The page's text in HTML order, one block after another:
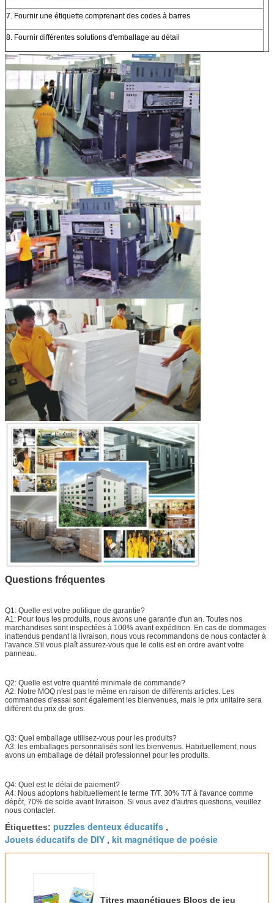
7. Fournir une étiquette comprenant des codes à barres
8. Fournir différentes solutions d'emballage au détail
Questions fréquentes
Q1: Quelle est votre politique de garantie?
A1: Pour tous les produits, nous avons une garantie d'un an. Toutes nos
marchandises sont inspectées à 100% avant expédition. En cas de dommages
inattendus pendant la livraison, nous vous recommandons de nous contacter à
l'avance.S'il vous plaît assurez-vous que le colis est en ordre avant votre
panneau.
Q2: Quelle est votre quantité minimale de commande?
A2: Notre MOQ n'est pas le même en raison de différents articles. Les
commandes d'essai sont également les bienvenues, mais le prix unitaire sera
différent du prix de gros.
Q3: Quel emballage utilisez-vous pour les produits?
A3: les emballages personnalisés sont les bienvenus. Habituellement, nous
avons un emballage de détail professionnel pour les produits.
Q4: Quel est le délai de paiement?
A4: Nous adoptons habituellement le terme T/T. 30% T/T à l'avance comme
dépôt, 70% de solde avant livraison. Si vous avez d'autres questions, veuillez
nous contacter.
Étiquettes: puzzles denteux éducatifs ,
Jouets éducatifs de DIY , kit magnétique de poésie
Titres magnétiques Blocs de jeu